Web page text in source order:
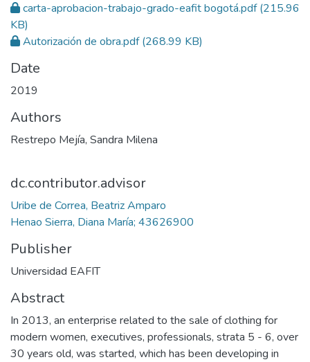
carta-aprobacion-trabajo-grado-eafit bogotá.pdf(215.96
KB)
Autorización de obra.pdf(268.99 KB)
Date
2019
Authors
Restrepo Mejía, Sandra Milena
dc.contributor.advisor
Uribe de Correa, Beatriz Amparo
Henao Sierra, Diana María; 43626900
Publisher
Universidad EAFIT
Abstract
In 2013, an enterprise related to the sale of clothing for
modern women, executives, professionals, strata 5 - 6, over
30 years old, was started, which has been developing in